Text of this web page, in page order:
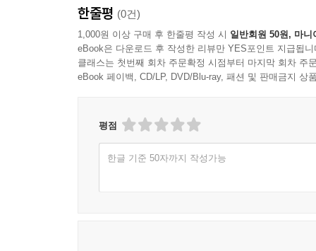
한줄평 (0건)
1,000원 이상 구매 후 한줄평 작성 시 일반회원 50원, 마니
eBook은 다운로드 후 작성한 리뷰만 YES포인트 지급됩니
클래스는 첫번째 회차 주문확정 시점부터 마지막 회차 주
eBook 페이백, CD/LP, DVD/Blu-ray, 패션 및 판매금지 상
평점
한글 기준 50자까지 작성가능